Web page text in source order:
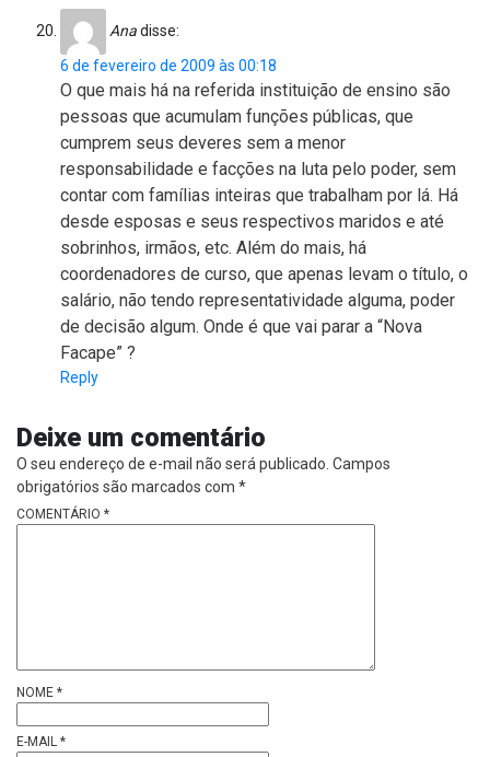
Anadisse:
6 de fevereiro de 2009 às 00:18
O que mais há na referida instituição de ensino são
pessoas que acumulam funções públicas, que
cumprem seus deveres sem a menor
responsabilidade e facções na luta pelo poder, sem
contar com famílias inteiras que trabalham por lá. Há
desde esposas e seus respectivos maridos e até
sobrinhos, irmãos, etc. Além do mais, há
coordenadores de curso, que apenas levam o título, o
salário, não tendo representatividade alguma, poder
de decisão algum. Onde é que vai parar a “Nova
Facape” ?
Reply
Deixe um comentário
O seu endereço de e-mail não será publicado. Campos
obrigatórios são marcados com *
COMENTÁRIO *
NOME *
E-MAIL *